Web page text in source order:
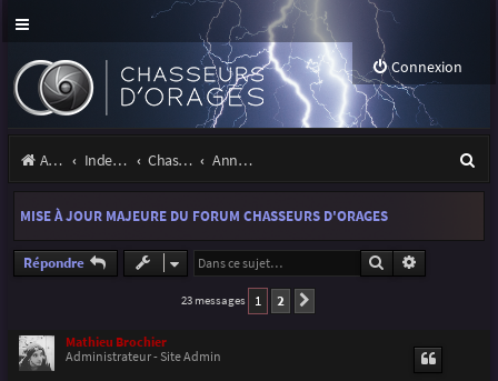
Connexion
Accueil Index du forum Chasseurs d'Orages Annonces, actualités et information du site et du forum
e
MISE À JOUR MAJEURE DU FORUM CHASSEURS D'ORAGES
Répondre Rechercher
23 messages 1 2
Mathieu Brochier
Administrateur - Site Admin